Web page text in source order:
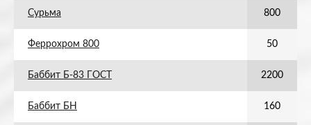
Сурьма 800
Феррохром 800 50
Баббит Б-83 ГОСТ 2200
Баббит БН 160